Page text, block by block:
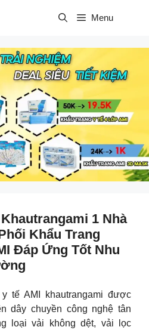
Menu
1 Nhà
Khẩu Trang
Đáp Ứng Tốt Nhu
tế AMI khautrangami được
dây chuyền công nghệ tân
loại vải không dệt, vải lọc